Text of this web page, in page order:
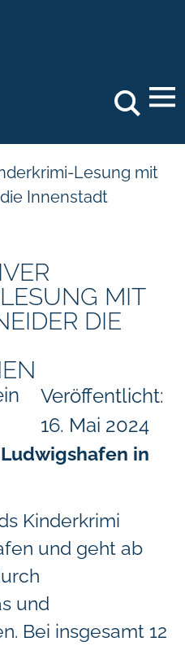
Search
Lesung mit
Innenstadt
MIT
DIE
Veröffentlicht:
16. Mai 2024
in
Kinderkrimi
und geht ab
und
Bei insgesamt 12